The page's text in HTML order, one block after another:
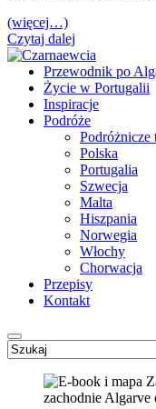
(więcej…)
Czytaj dalej
Przewodnik po
Życie w Portugalii
Inspiracje
Podróże
Podróżnicze
Polska
Portugalia
Szwecja
Malta
Hiszpania
Norwegia
Włochy
Chorwacja
Przepisy
Kontakt